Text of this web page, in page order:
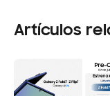
Artículos